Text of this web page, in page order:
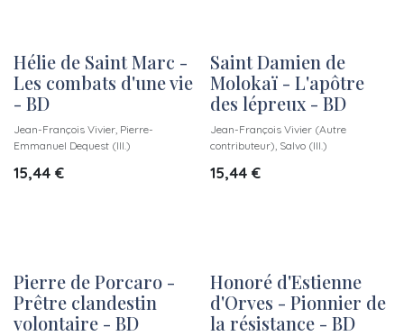
Hélie de Saint Marc -
Les combats d'une vie
- BD
Jean-François Vivier, Pierre-
Emmanuel Dequest (Ill.)
15,44 €
Saint Damien de
Molokaï - L'apôtre
des lépreux - BD
Jean-François Vivier (Autre
contributeur), Salvo (Ill.)
15,44€
Pierre de Porcaro -
Prêtre clandestin
volontaire - BD
Honoré d'Estienne
d'Orves - Pionnier de
la résistance - BD